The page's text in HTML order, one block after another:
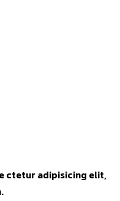
ctetur adipisicing elit,